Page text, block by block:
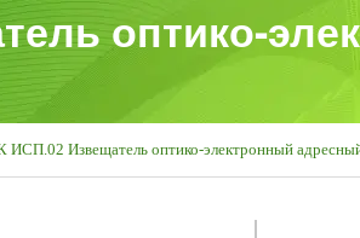
оптико-
Извещатель оптико-электронный